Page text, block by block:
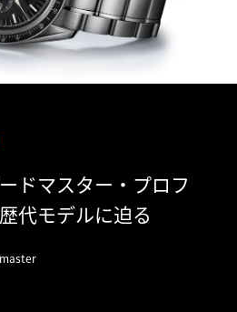
ドマスター・プロフ
代モデルに迫る